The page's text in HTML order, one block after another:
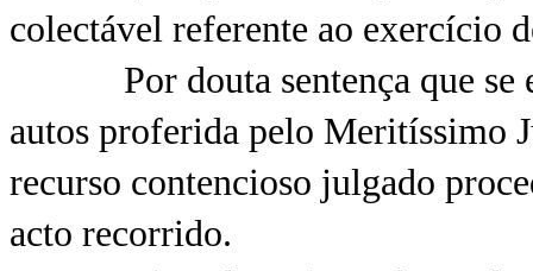
colectável referente ao exercício
Por douta sentença que se
autos proferida pelo Meritíssimo
recurso contencioso julgado
acto recorrido.